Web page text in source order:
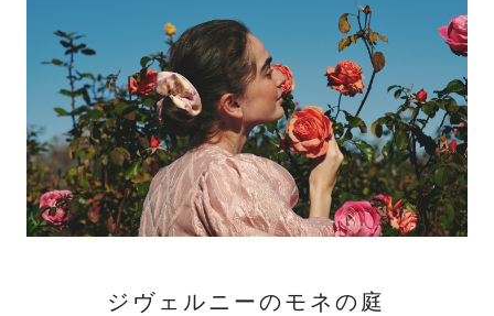
トピックス
ヘアアレンジ動画
ヒストリー
クラフトマンシップ
ジヴェルニーのモネの庭